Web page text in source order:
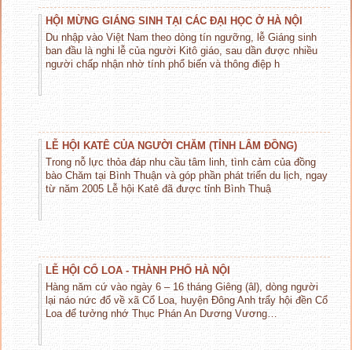
HỘI MỪNG GIÁNG SINH TẠI CÁC ĐẠI HỌC Ở HÀ NỘI
Du nhập vào Việt Nam theo dòng tín ngưỡng, lễ Giáng sinh
ban đầu là nghi lễ của người Kitô giáo, sau dần được nhiều
người chấp nhận nhờ tính phổ biến và thông điệp h
LỄ HỘI KATÊ CỦA NGƯỜI CHĂM (TỈNH LÂM ĐỒNG)
Trong nỗ lực thỏa đáp nhu cầu tâm linh, tình cảm của đồng
bào Chăm tại Bình Thuận và góp phần phát triển du lịch, ngay
từ năm 2005 Lễ hội Katê đã được tỉnh Bình Thuậ
LỄ HỘI CỔ LOA - THÀNH PHỐ HÀ NỘI
Hàng năm cứ vào ngày 6 – 16 tháng Giêng (âl), dòng người
lại náo nức đổ về xã Cổ Loa, huyện Đông Anh trẩy hội đền Cổ
Loa để tưởng nhớ Thục Phán An Dương Vương…